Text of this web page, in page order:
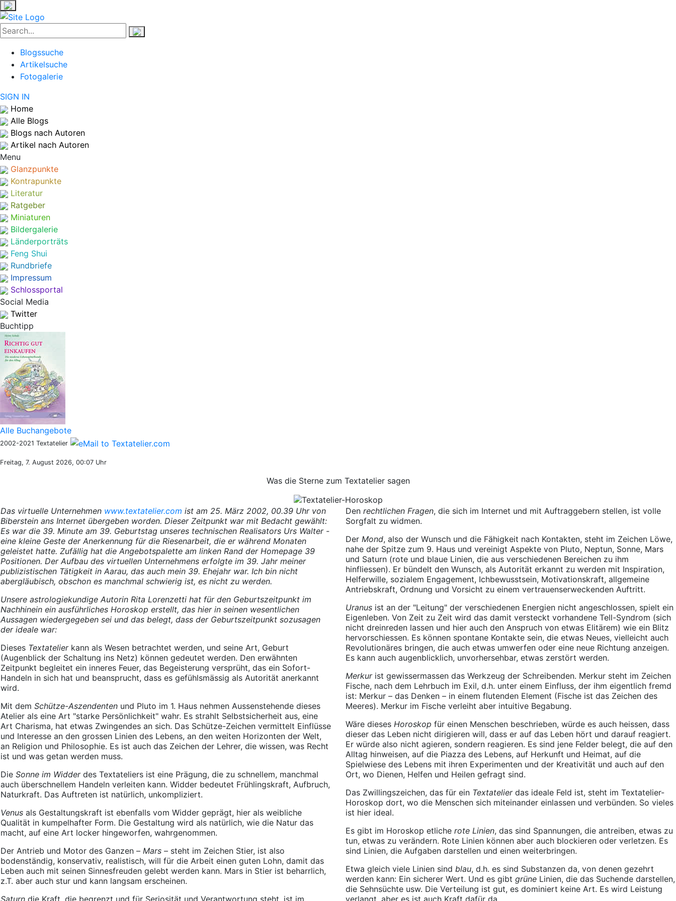
Blogssuche
Artikelsuche
Fotogalerie
SIGN IN
Home
Alle Blogs
Blogs nach Autoren
Artikel nach Autoren
Menu
Glanzpunkte
Kontrapunkte
Literatur
Ratgeber
Miniaturen
Bildergalerie
Länderporträts
Feng Shui
Rundbriefe
Impressum
Schlossportal
Social Media
Twitter
Buchtipp
Alle Buchangebote
2002-2021 Textatelier
Freitag, 7. August 2026, 00:07 Uhr
Was die Sterne zum Textatelier sagen
Das virtuelle Unternehmen www.textatelier.com ist am 25. März 2002, 00.39 Uhr von
Biberstein ans Internet übergeben worden. Dieser Zeitpunkt war mit Bedacht gewählt:
Es war die 39. Minute am 39. Geburtstag unseres technischen Realisators Urs Walter -
eine kleine Geste der Anerkennung für die Riesenarbeit, die er während Monaten
geleistet hatte. Zufällig hat die Angebotspalette am linken Rand der Homepage 39
Positionen. Der Aufbau des virtuellen Unternehmens erfolgte im 39. Jahr meiner
publizistischen Tätigkeit in Aarau, das auch mein 39. Ehejahr war. Ich bin nicht
abergläubisch, obschon es manchmal schwierig ist, es nicht zu werden.
Unsere astrologiekundige Autorin Rita Lorenzetti hat für den Geburtszeitpunkt im
Nachhinein ein ausführliches Horoskop erstellt, das hier in seinen wesentlichen
Aussagen wiedergegeben sei und das belegt, dass der Geburtszeitpunkt sozusagen
der ideale war:
Dieses Textatelierkann als Wesen betrachtet werden, und seine Art, Geburt
(Augenblick der Schaltung ins Netz) können gedeutet werden. Den erwähnten
Zeitpunkt begleitet ein inneres Feuer, das Begeisterung versprüht, das ein Sofort-
Handeln in sich hat und beansprucht, dass es gefühlsmässig als Autorität anerkannt
wird.
Mit dem Schütze-Aszendenten und Pluto im 1. Haus nehmen Aussenstehende dieses
Atelier als eine Art "starke Persönlichkeit" wahr. Es strahlt Selbstsicherheit aus, eine
Art Charisma, hat etwas Zwingendes an sich. Das Schütze-Zeichen vermittelt Einflüsse
und Interesse an den grossen Linien des Lebens, an den weiten Horizonten der Welt,
an Religion und Philosophie. Es ist auch das Zeichen der Lehrer, die wissen, was Recht
ist und was getan werden muss.
Die Sonne im Widderdes Textateliers ist eine Prägung, die zu schnellem, manchmal
auch überschnellem Handeln verleiten kann. Widder bedeutet Frühlingskraft, Aufbruch,
Naturkraft. Das Auftreten ist natürlich, unkompliziert.
Venus als Gestaltungskraft ist ebenfalls vom Widder geprägt, hier als weibliche
Qualität in kumpelhafter Form. Die Gestaltung wird als natürlich, wie die Natur das
macht, auf eine Art locker hingeworfen, wahrgenommen.
Der Antrieb und Motor des Ganzen – Mars – steht im Zeichen Stier, ist also
bodenständig, konservativ, realistisch, will für die Arbeit einen guten Lohn, damit das
Leben auch mit seinen Sinnesfreuden gelebt werden kann. Mars in Stier ist beharrlich,
z.T. aber auch stur und kann langsam erscheinen.
Saturn die Kraft, die begrenzt und für Seriosität und Verantwortung steht, ist im
Den rechtlichen Fragen, die sich im Internet und mit Auftraggebern stellen, ist volle
Sorgfalt zu widmen.
Der Mond, also der Wunsch und die Fähigkeit nach Kontakten, steht im Zeichen Löwe,
nahe der Spitze zum 9. Haus und vereinigt Aspekte von Pluto, Neptun, Sonne, Mars
und Saturn (rote und blaue Linien, die aus verschiedenen Bereichen zu ihm
hinfliessen). Er bündelt den Wunsch, als Autorität erkannt zu werden mit Inspiration,
Helferwille, sozialem Engagement, Ichbewusstsein, Motivationskraft, allgemeine
Antriebskraft, Ordnung und Vorsicht zu einem vertrauenserweckenden Auftritt.
Uranus ist an der "Leitung" der verschiedenen Energien nicht angeschlossen, spielt ein
Eigenleben. Von Zeit zu Zeit wird das damit versteckt vorhandene Tell-Syndrom (sich
nicht dreinreden lassen und hier auch den Anspruch von etwas Elitärem) wie ein Blitz
hervorschiessen. Es können spontane Kontakte sein, die etwas Neues, vielleicht auch
Revolutionäres bringen, die auch etwas umwerfen oder eine neue Richtung anzeigen.
Es kann auch augenblicklich, unvorhersehbar, etwas zerstört werden.
Merkurist gewissermassen das Werkzeug der Schreibenden. Merkur steht im Zeichen
Fische, nach dem Lehrbuch im Exil, d.h. unter einem Einfluss, der ihm eigentlich fremd
ist: Merkur – das Denken – in einem flutenden Element (Fische ist das Zeichen des
Meeres). Merkur im Fische verleiht aber intuitive Begabung.
Wäre dieses Horoskop für einen Menschen beschrieben, würde es auch heissen, dass
dieser das Leben nicht dirigieren will, dass er auf das Leben hört und darauf reagiert.
Er würde also nicht agieren, sondern reagieren. Es sind jene Felder belegt, die auf den
Alltag hinweisen, auf die Piazza des Lebens, auf Herkunft und Heimat, auf die
Spielwiese des Lebens mit ihren Experimenten und der Kreativität und auch auf den
Ort, wo Dienen, Helfen und Heilen gefragt sind.
Das Zwillingszeichen, das für ein Textatelierdas ideale Feld ist, steht im Textatelier-
Horoskop dort, wo die Menschen sich miteinander einlassen und verbünden. So vieles
ist hier ideal.
Es gibt im Horoskop etliche rote Linien, das sind Spannungen, die antreiben, etwas zu
tun, etwas zu verändern. Rote Linien können aber auch blockieren oder verletzen. Es
sind Linien, die Aufgaben darstellen und einen weiterbringen.
Etwa gleich viele Linien sind blau, d.h. es sind Substanzen da, von denen gezehrt
werden kann: Ein sicherer Wert. Und es gibt grüne Linien, die das Suchende darstellen,
die Sehnsüchte usw. Die Verteilung ist gut, es dominiert keine Art. Es wird Leistung
verlangt, aber es ist auch Kraft dafür da.